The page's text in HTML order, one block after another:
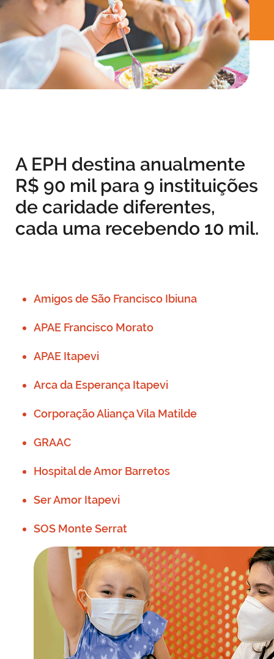
A EPH destina anualmente
R$ 90 milpara 9 instituições
de caridade diferentes,
cada uma recebendo 10 mil.
Amigos de São Francisco Ibiuna
APAE Francisco Morato
APAE Itapevi
Arca da Esperança Itapevi
Corporação Aliança Vila Matilde
GRAAC
Hospital de Amor Barretos
Ser Amor Itapevi
SOS Monte Serrat